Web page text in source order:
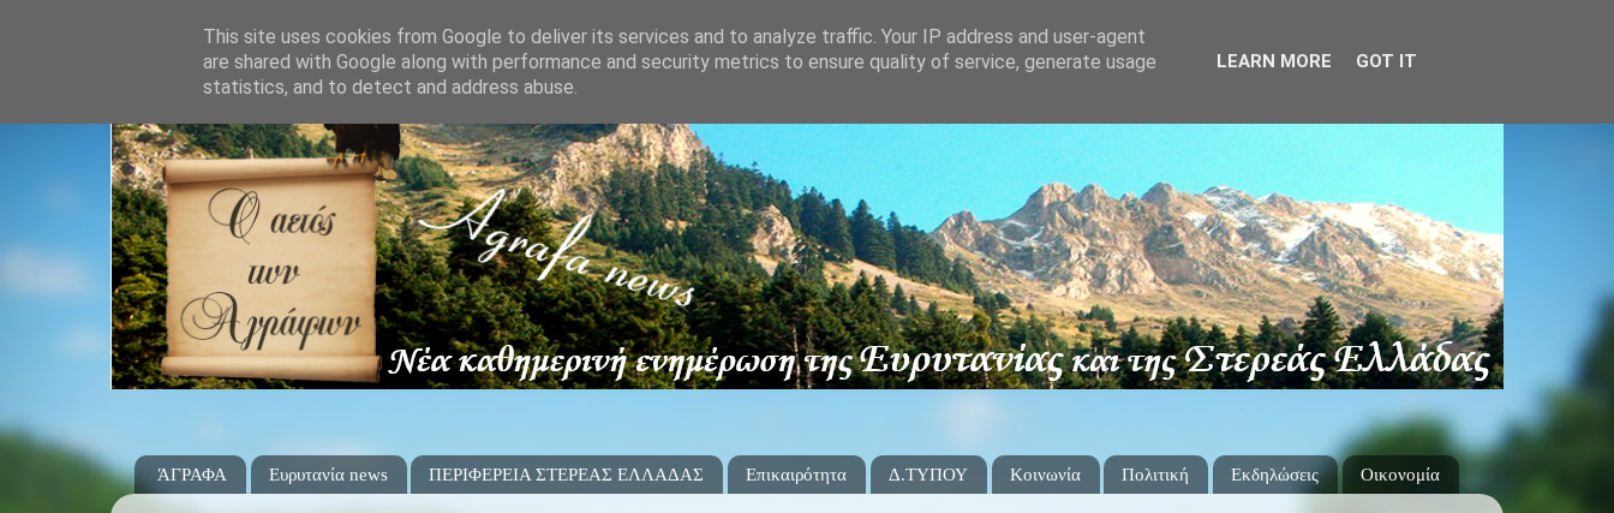
ΆΓΡΑΦΑ Ευρυτανία news ΠΕΡΙΦΕΡΕΙΑ ΣΤΕΡΕΑΣ ΕΛΛΑΔΑΣ Επικαιρότητα Δ.ΤΥΠΟΥ Κοινωνία Πολιτική Εκδηλώσεις Οικονομία
This site uses cookies from Google to deliver its services and to analyze traffic. Your IP address and user-agent
are shared with Google along with performance and security metrics to ensure quality of service, generate usage
statistics, and to detect and address abuse.
LEARN MORE GOT IT